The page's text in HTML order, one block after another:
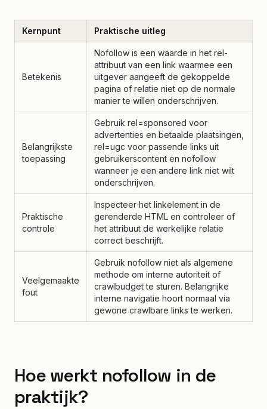
Kernpunt Praktische uitleg
Betekenis
Nofollow is een waarde in het rel-
attribuut van een link waarmee een
uitgever aangeeft de gekoppelde
pagina of relatie niet op de normale
manier te willen onderschrijven.
Belangrijkste
toepassing
Gebruik rel=sponsored voor
advertenties en betaalde plaatsingen,
rel=ugc voor passende links uit
gebruikerscontent en nofollow
wanneer je een andere link niet wilt
onderschrijven.
Praktische
controle
Inspecteer het linkelement in de
gerenderde HTML en controleer of
het attribuut de werkelijke relatie
correct beschrijft.
Veelgemaakte
fout
Gebruik nofollow niet als algemene
methode om interne autoriteit of
crawlbudget te sturen. Belangrijke
interne navigatie hoort normaal via
gewone crawlbare links te werken.
Hoe werkt nofollow in de
praktijk?